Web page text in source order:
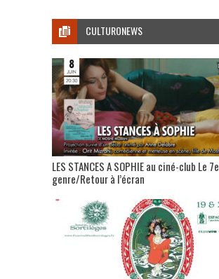
CULTURONEWS
LES STANCES A SOPHIE au ciné-club Le 7e
genre/Retour à l’écran